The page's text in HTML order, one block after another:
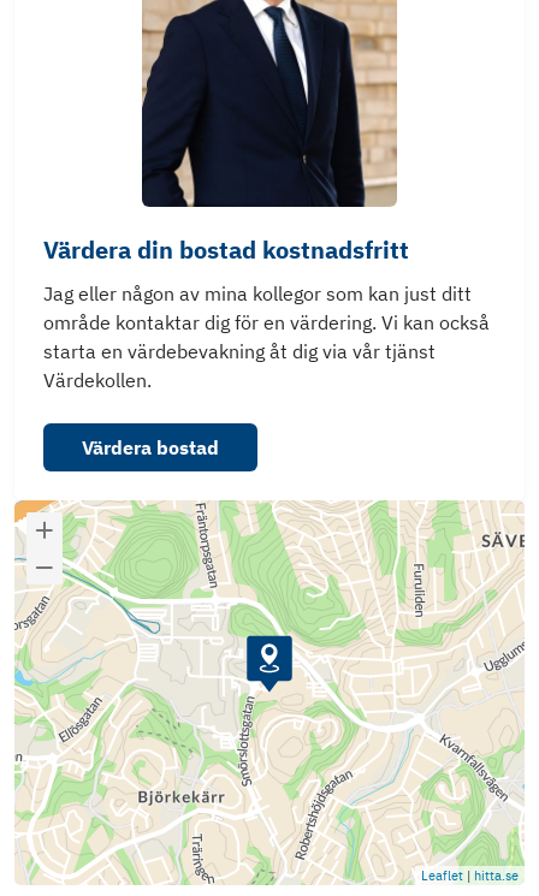
Värdera din bostad kostnadsfritt
Jag eller någon av mina kollegor som kan just ditt
område kontaktar dig för en värdering. Vi kan också
starta en värdebevakning åt dig via vår tjänst
Värdekollen.
Värdera bostad
Leaflet | hitta.se